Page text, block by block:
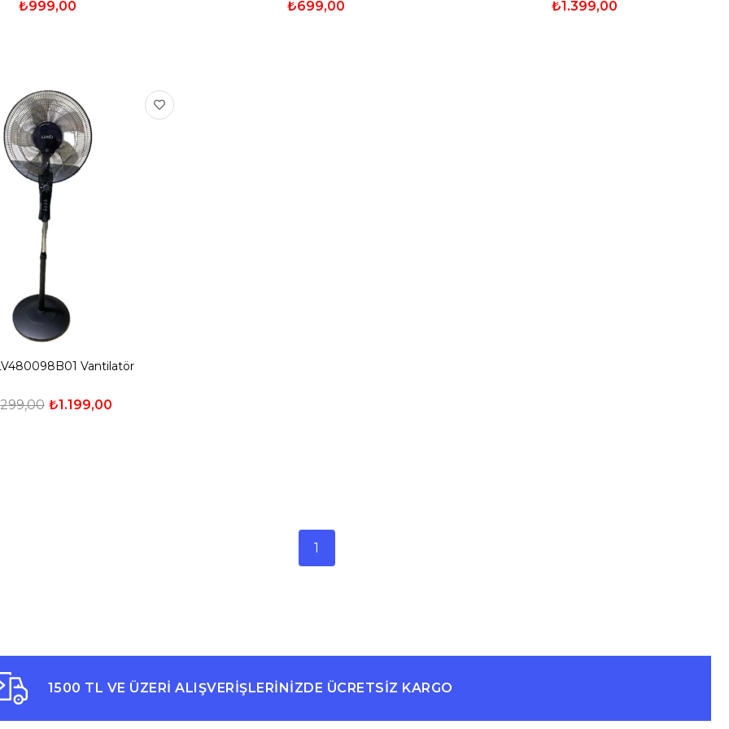
₺999,00 ₺699,00 ₺1.399,00
Vantilatör
₺1.199,00
1
1500 TL VE ÜZERİ ALIŞVERİŞLERİNİZDE ÜCRETSİZ KARGO